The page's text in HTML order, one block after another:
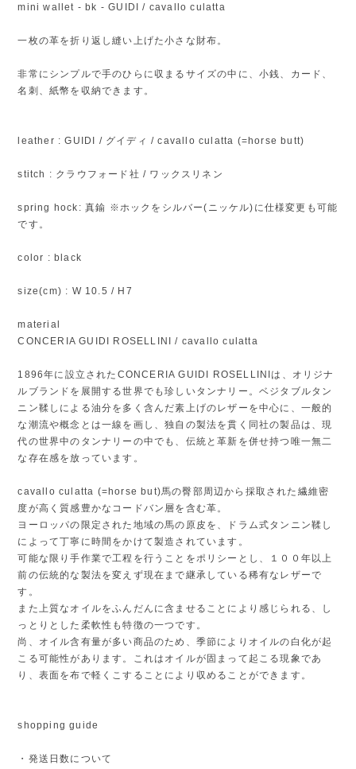
mini wallet - bk - GUIDI / cavallo culatta
一枚の革を折り返し縫い上げた小さな財布。
非常にシンプルで手のひらに収まるサイズの中に、小銭、カード、
名刺、紙幣を収納できます。
leather : GUIDI / グイディ / cavallo culatta (=horse butt)
stitch : クラウフォード社 / ワックスリネン
spring hock: 真鍮 ※ホックをシルバー(ニッケル)に仕様変更も可能
です。
color : black
size(cm) : W 10.5 / H7
material
CONCERIA GUIDI ROSELLINI / cavallo culatta
1896年に設立されたCONCERIA GUIDI ROSELLINIは、オリジナ
ルブランドを展開する世界でも珍しいタンナリー。ベジタブルタン
ニン鞣しによる油分を多く含んだ素上げのレザーを中心に、一般的
な潮流や概念とは一線を画し、独自の製法を貫く同社の製品は、現
代の世界中のタンナリーの中でも、伝統と革新を併せ持つ唯一無二
な存在感を放っています。
cavallo culatta (=horse but)馬の臀部周辺から採取された繊維密
度が高く質感豊かなコードバン層を含む革。
ヨーロッパの限定された地域の馬の原皮を、ドラム式タンニン鞣し
によって丁寧に時間をかけて製造されています。
可能な限り手作業で工程を行うことをポリシーとし、１００年以上
前の伝統的な製法を変えず現在まで継承している稀有なレザーで
す。
また上質なオイルをふんだんに含ませることにより感じられる、し
っとりとした柔軟性も特徴の一つです。
尚、オイル含有量が多い商品のため、季節によりオイルの白化が起
こる可能性があります。これはオイルが固まって起こる現象であ
り、表面を布で軽くこすることにより収めることができます。
shopping guide
・発送日数について